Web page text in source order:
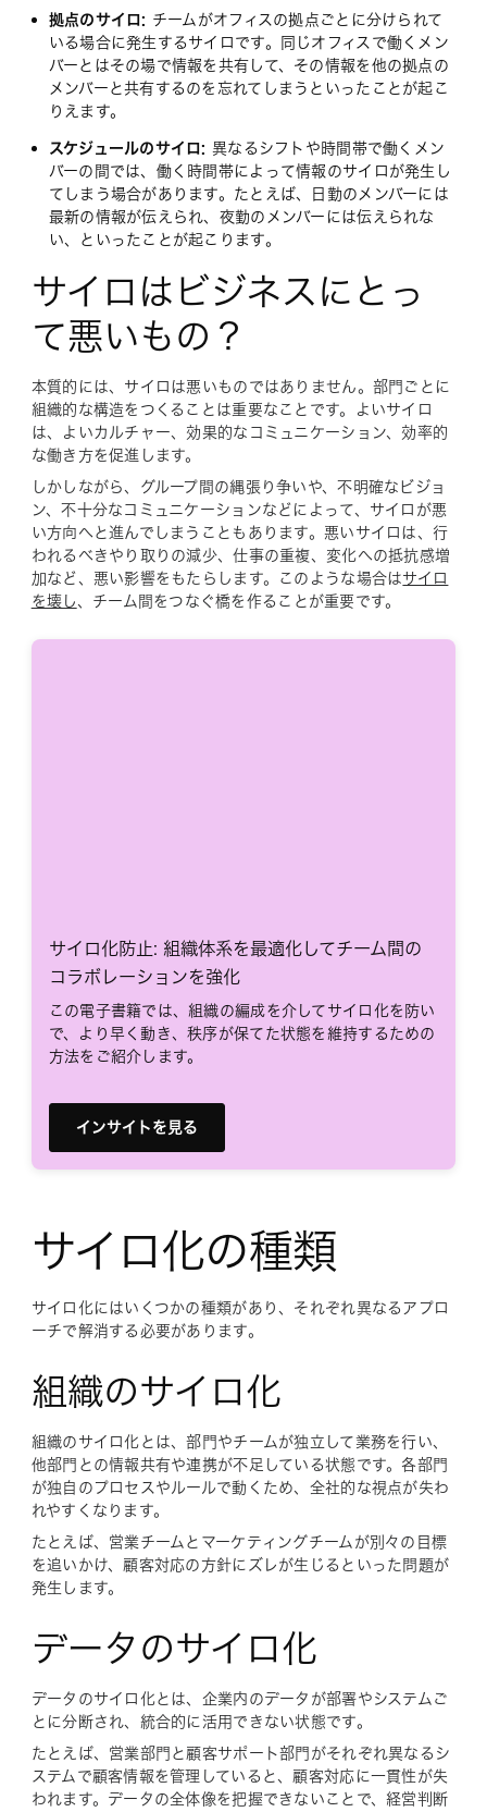
拠点のサイロ: チームがオフィスの拠点ごとに分けられて
いる場合に発生するサイロです。同じオフィスで働くメン
バーとはその場で情報を共有して、その情報を他の拠点の
メンバーと共有するのを忘れてしまうといったことが起こ
りえます。
スケジュールのサイロ: 異なるシフトや時間帯で働くメン
バーの間では、働く時間帯によって情報のサイロが発生し
てしまう場合があります。たとえば、日勤のメンバーには
最新の情報が伝えられ、夜勤のメンバーには伝えられな
い、といったことが起こります。
サイロはビジネスにとっ
て悪いもの？
本質的には、サイロは悪いものではありません。部門ごとに
組織的な構造をつくることは重要なことです。よいサイロ
は、よいカルチャー、効果的なコミュニケーション、効率的
な働き方を促進します。
しかしながら、グループ間の縄張り争いや、不明確なビジョ
ン、不十分なコミュニケーションなどによって、サイロが悪
い方向へと進んでしまうこともあります。悪いサイロは、行
われるべきやり取りの減少、仕事の重複、変化への抵抗感増
加など、悪い影響をもたらします。このような場合はサイロ
を壊し、チーム間をつなぐ橋を作ることが重要です。
サイロ化防止: 組織体系を最適化してチーム間の
コラボレーションを強化
この電子書籍では、組織の編成を介してサイロ化を防い
で、より早く動き、秩序が保てた状態を維持するための
方法をご紹介します。
インサイトを見る
サイロ化の種類
サイロ化にはいくつかの種類があり、それぞれ異なるアプロ
ーチで解消する必要があります。
組織のサイロ化
組織のサイロ化とは、部門やチームが独立して業務を行い、
他部門との情報共有や連携が不足している状態です。各部門
が独自のプロセスやルールで動くため、全社的な視点が失わ
れやすくなります。
たとえば、営業チームとマーケティングチームが別々の目標
を追いかけ、顧客対応の方針にズレが生じるといった問題が
発生します。
データのサイロ化
データのサイロ化とは、企業内のデータが部署やシステムご
とに分断され、統合的に活用できない状態です。
たとえば、営業部門と顧客サポート部門がそれぞれ異なるシ
ステムで顧客情報を管理していると、顧客対応に一貫性が失
われます。データの全体像を把握できないことで、経営判断